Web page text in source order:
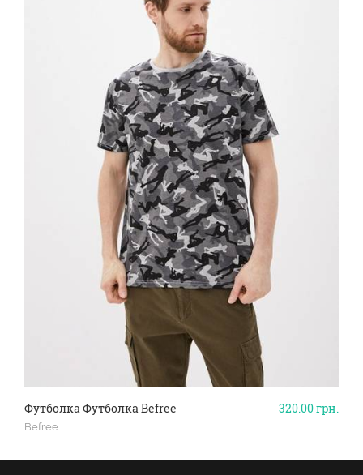
320.00грн.
Футболка Футболка Befree
Befree